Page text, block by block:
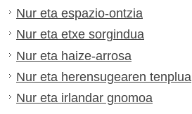
Nur eta espazio-ontzia
Nur eta etxe sorgindua
Nur eta haize-arrosa
Nur eta herensugearen tenplua
Nur eta irlandar gnomoa